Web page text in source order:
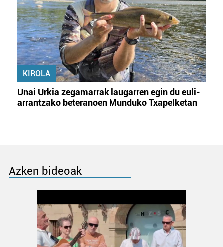
KIROLA
Unai Urkia zegamarrak laugarren egin du euli-
arrantzako beteranoen Munduko Txapelketan
Azken bideoak